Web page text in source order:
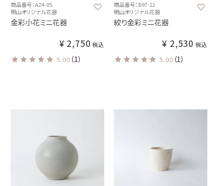
商品番号：A24-05
明山オリジナル花器
金彩小花ミニ花器
¥ 2,750 税込
5.00 （1）
商品番号：B97-12
明山オリジナル花器
絞り金彩ミニ花器
¥ 2,530 税込
5.00 （1）